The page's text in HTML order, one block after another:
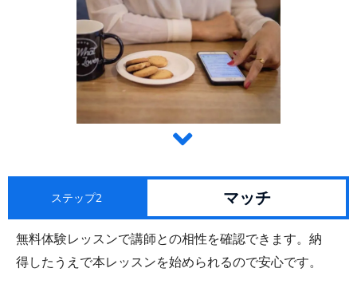
ステップ2 マッチ
無料体験レッスンで講師との相性を確認できます。納
得したうえで本レッスンを始められるので安心です。